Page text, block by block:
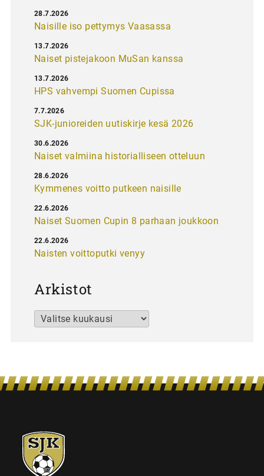
Naisille iso pettymys Vaasassa
28.7.2026
Naiset pistejakoon MuSan kanssa
13.7.2026
HPS vahvempi Suomen Cupissa
13.7.2026
SJK-junioreiden uutiskirje kesä 2026
7.7.2026
Naiset valmiina historialliseen otteluun
30.6.2026
Kymmenes voitto putkeen naisille
28.6.2026
Naiset Suomen Cupin 8 parhaan joukkoon
22.6.2026
Naisten voittoputki venyy
22.6.2026
Arkistot
Arkistot
SJK-
juniorit